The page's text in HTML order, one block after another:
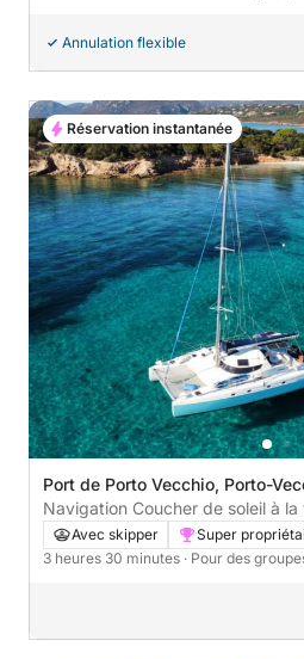
Annulation flexible
Port de Porto Vecchio, Porto-
Navigation Coucher de soleil à
Avec skipper Super
3 heures 30 minutes · Pour des
Réservation instantanée